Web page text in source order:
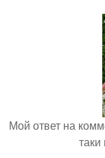
Мой ответ на